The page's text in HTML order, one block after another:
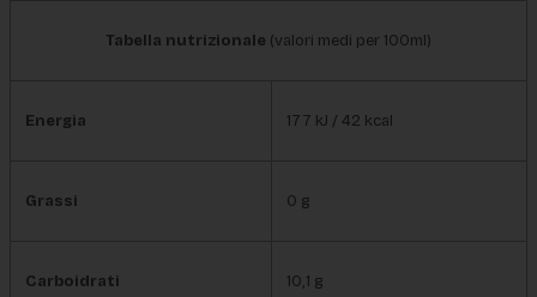
Tabella nutrizionale (valori medi per 100ml)
Energia 177 kJ / 42 kcal
Grassi 0 g
Carboidrati 10,1 g